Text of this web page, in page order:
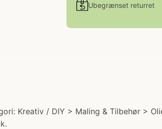
Ubegrænset returret
Kreativ / DIY > Maling & Tilbehør >